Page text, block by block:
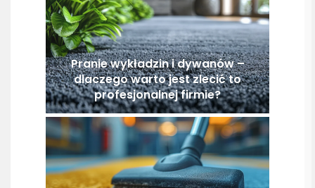
Pranie wykładzin i dywanów –
dlaczego warto jest zlecić to
profesjonalnej firmie?